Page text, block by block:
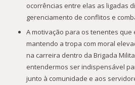
ocorrências entre elas as ligadas
gerenciamento de conflitos e
A motivação para os tenentes que
mantendo a tropa com moral
na carreira dentro da Brigada
entendermos ser indispensável
junto à comunidade e aos